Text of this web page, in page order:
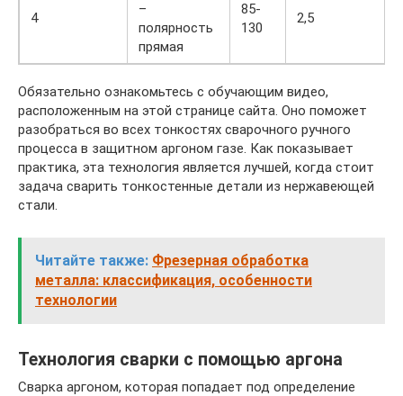
4
–
полярность
прямая
85-
130
2,5
Обязательно ознакомьтесь с обучающим видео,
расположенным на этой странице сайта. Оно поможет
разобраться во всех тонкостях сварочного ручного
процесса в защитном аргоном газе. Как показывает
практика, эта технология является лучшей, когда стоит
задача сварить тонкостенные детали из нержавеющей
стали.
Читайте также: Фрезерная обработка
металла: классификация, особенности
технологии
Технология сварки с помощью аргона
Сварка аргоном, которая попадает под определение